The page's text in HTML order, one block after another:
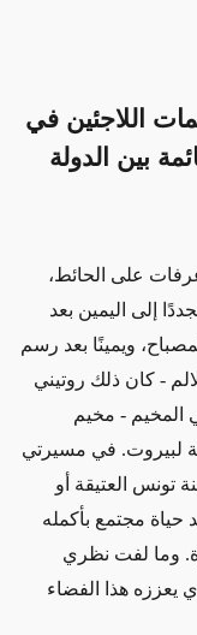
اللاجئين في
بين الدولة
على الحائط،
إلى اليمين بعد
ويمينًا بعد رسم
- كان ذلك روتيني
- مخيم
لبيروت. في مسيرتي
تونس العتيقة أو
حياة مجتمع بأكمله
وما لفت نظري
هذا الفضاء